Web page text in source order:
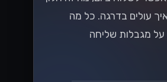
עולים בדרגה. כל מה
מגבלות שליחה